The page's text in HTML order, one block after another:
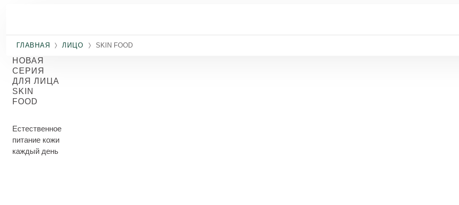
ГЛАВНАЯ ЛИЦО SKIN FOOD
НОВАЯ
СЕРИЯ
ДЛЯ ЛИЦА
SKIN
FOOD
Естественное
питание кожи
каждый день